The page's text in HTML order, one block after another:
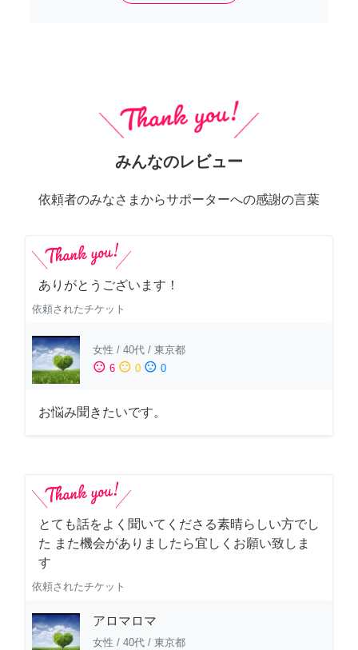
みんなのレビュー
依頼者のみなさまからサポーターへの感謝の言葉
ありがとうございます！
依頼されたチケット
女性 / 40代 / 東京都
sentiment_satisfied 6 sentiment_neutral 0 sentiment_dissatisfied 0
お悩み聞きたいです。
とても話をよく聞いてくださる素晴らしい方でし
た また機会がありましたら宜しくお願い致しま
す
依頼されたチケット
アロマロマ
女性 / 40代 / 東京都